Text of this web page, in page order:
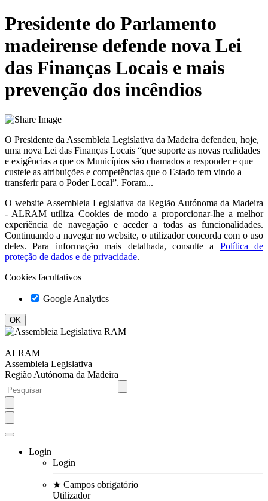
Presidente do Parlamento
madeirense defende nova Lei
das Finanças Locais e mais
prevenção dos incêndios
O Presidente da Assembleia Legislativa da Madeira defendeu, hoje,
uma nova Lei das Finanças Locais “que suporte as novas realidades
e exigências a que os Municípios são chamados a responder e que
custeie as atribuições e competências que o Estado tem vindo a
transferir para o Poder Local”. Foram...
O website Assembleia Legislativa da Região Autónoma da Madeira
- ALRAM utiliza Cookies de modo a proporcionar-lhe a melhor
experiência de navegação e aceder a todas as funcionalidades.
Continuando a navegar no website, o utilizador concorda com o uso
deles. Para informação mais detalhada, consulte a
Política de
proteção de dados e de privacidade.
Cookies facultativos
Google Analytics
ALRAM
Assembleia Legislativa
Região Autónoma da Madeira
Login
Login
★ Campos obrigatório
Utilizador